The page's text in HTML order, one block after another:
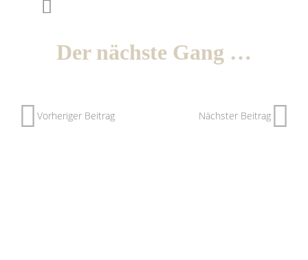
Der nächste Gang …
Vorheriger Beitrag Nächster Beitrag